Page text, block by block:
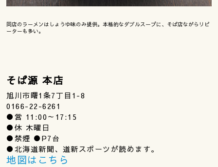
同店のラーメンはしょうゆ味のみ提供。本格的なダブルスープに、そば店ながらリピ
ーターも多い。
そば源 本店
旭川市曙1条7丁目1-8
0166-22-6261
●営 11:00～17:15
●休 木曜日
●禁煙 ●P7台
●北海道新聞、道新スポーツが読めます。
地図はこちら